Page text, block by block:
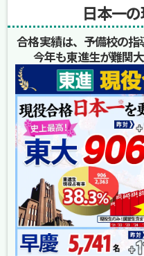
日本一
合格実績は、予備校の指
今年も東進生が難関